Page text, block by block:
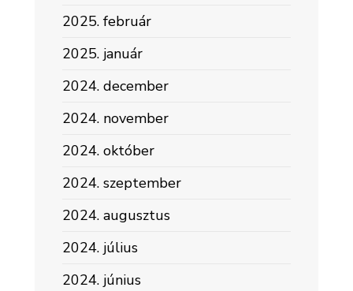
2025. február
2025. január
2024. december
2024. november
2024. október
2024. szeptember
2024. augusztus
2024. július
2024. június